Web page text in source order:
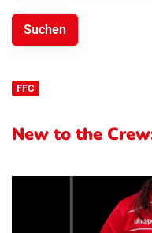
FFC
New to the